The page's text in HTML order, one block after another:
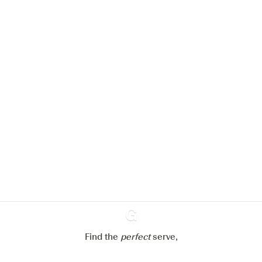
Ginventory
Find the perfectserve,